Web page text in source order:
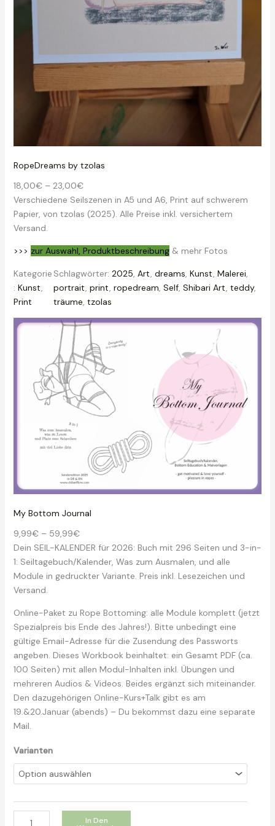
RopeDreams by tzolas
18,00€ – 23,00€P
r
e
s
p
a
n
e
1
8
,
0
0
2
3
,
€
Verschiedene Seilszenen in A5 und A6, Print auf schwerem
Papier, von tzolas (2025). Alle Preise inkl. versichertem
Versand.
>>> zur Auswahl, Produktbeschreibung& mehr Fotos
Kategorie
: Kunst
Print
Schlagwörter:2025, Art, dreams, Kunst, Malerei
portrait, print, ropedream, Self, Shibari Art, teddy
träume, tzolas
My Bottom Journal
9,99€ – 59,99€P
r
e
i
p
a
n
n
e
:
9
,
b
i
s
Dein SEIL-KALENDER für 2026: Buch mit 296 Seiten und 3-in-
1: Seiltagebuch/Kalender, Was zum Ausmalen, und alle
Module in gedruckter Variante. Preis inkl. Lesezeichen und
Versand.
Online-Paket zu Rope Bottoming: alle Module komplett (jetzt
Spezialpreis bis Ende des Jahres!). Bitte unbedingt eine
gültige Email-Adresse für die Zusendung des Passworts
angeben. Dieses Workbook beinhaltet: ein Gesamt PDF (ca.
100 Seiten) mit allen Modul-Inhalten inkl. Übungen und
mehreren Audios & Videos. Beides ergänzt sich miteinander.
Den dazugehörigen Online-Kurs+Talk gibt es am
19.&20.Januar (abends) – Du bekommst dazu eine separate
Mail.
Varianten
In Den